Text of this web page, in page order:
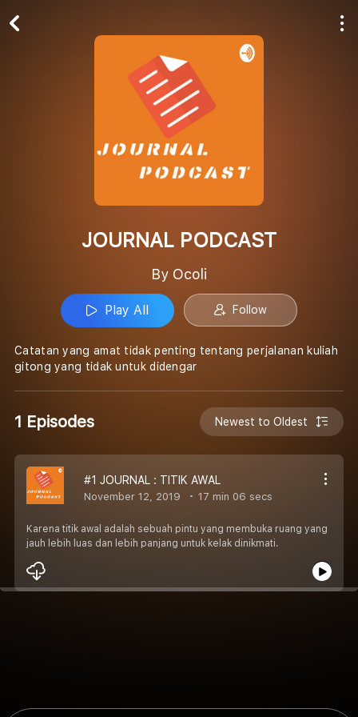
JOURNAL PODCAST
By Ocoli
Play All Follow
Catatan yang amat tidak penting tentang perjalanan kuliah
gitong yang tidak untuk didengar
1 Episodes Newest to Oldest
#1 JOURNAL : TITIK AWAL
November 12, 2019 17 min 06 secs
Karena titik awal adalah sebuah pintu yang membuka ruang yang
jauh lebih luas dan lebih panjang untuk kelak dinikmati.